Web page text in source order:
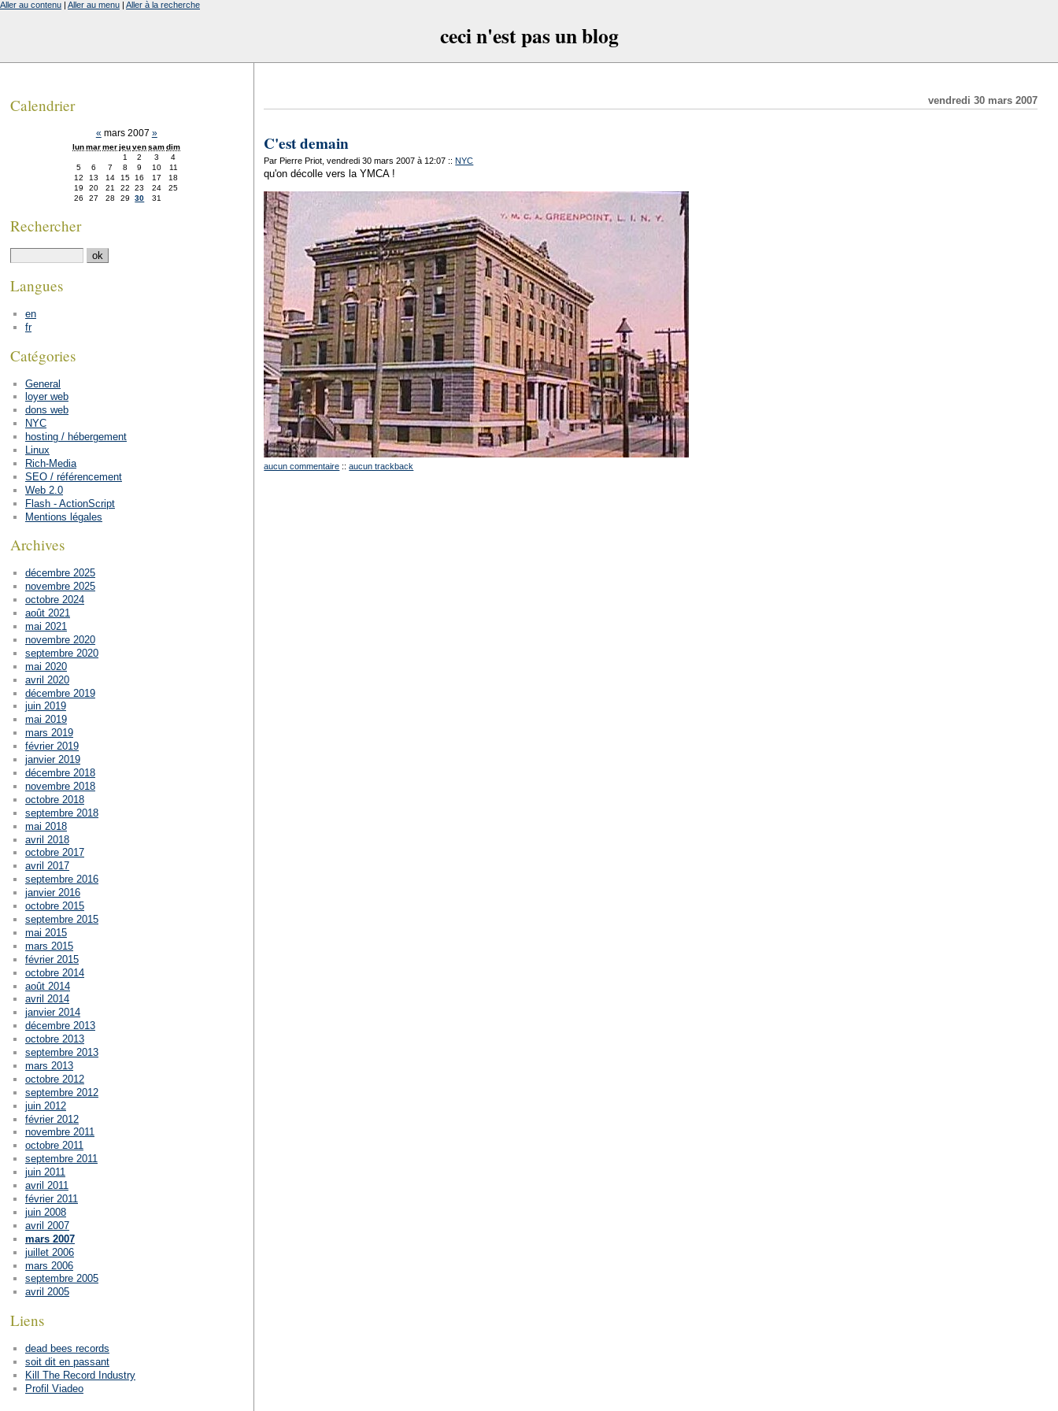
ceci n'est pas un blog
Aller au contenu | Aller au menu | Aller à la recherche
vendredi 30 mars 2007
C'est demain
Par Pierre Priot, vendredi 30 mars 2007 à 12:07 :: NYC
qu'on décolle vers la YMCA !
aucun commentaire :: aucun trackback
Calendrier
« mars 2007 »
lun mar mer jeu ven sam dim
1
2 3
4
5
6 7 8 9 10
11
12
13 14 15 16 17
18
19
20 21 22 23 24
25
26
27 28 29 30 31
Rechercher
Langues
en
fr
Catégories
General
loyer web
dons web
NYC
hosting / hébergement
Linux
Rich-Media
SEO / référencement
Web 2.0
Flash - ActionScript
Mentions légales
Archives
décembre 2025
novembre 2025
octobre 2024
août 2021
mai 2021
novembre 2020
septembre 2020
mai 2020
avril 2020
décembre 2019
juin 2019
mai 2019
mars 2019
février 2019
janvier 2019
décembre 2018
novembre 2018
octobre 2018
septembre 2018
mai 2018
avril 2018
octobre 2017
avril 2017
septembre 2016
janvier 2016
octobre 2015
septembre 2015
mai 2015
mars 2015
février 2015
octobre 2014
août 2014
avril 2014
janvier 2014
décembre 2013
octobre 2013
septembre 2013
mars 2013
octobre 2012
septembre 2012
juin 2012
février 2012
novembre 2011
octobre 2011
septembre 2011
juin 2011
avril 2011
février 2011
juin 2008
avril 2007
mars 2007
juillet 2006
mars 2006
septembre 2005
avril 2005
Liens
dead bees records
soit dit en passant
Kill The Record Industry
Profil Viadeo